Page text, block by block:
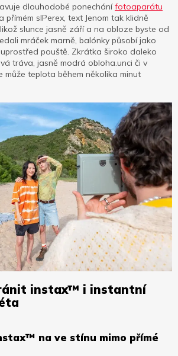
dlouhodobé ponechánífotoaparátu
přímém slPerex, text Jenom tak klidně
slunce jasně září a na obloze byste od
mráček marně, balónky působí jako
pouště. Zkrátka široko daleko
tráva, jasně modrá obloha.unci či v
může teplota během několika minut
instax™ i instantní
na ve stínu mimo přímé